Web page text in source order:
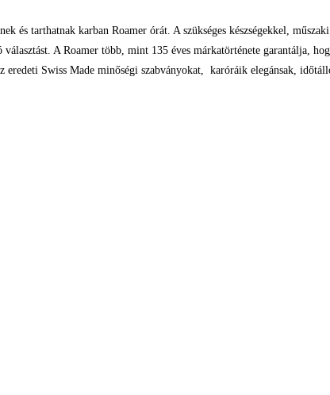
és tarthatnak karban Roamer órát. A szükséges készségekkel,
A Roamer több, mint 135 éves márkatörténete garantálja,
eredeti Swiss Made minőségi szabványokat, karóráik elegánsak,